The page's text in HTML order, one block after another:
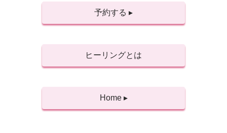
予約する ▸
ヒーリングとは
Home ▸